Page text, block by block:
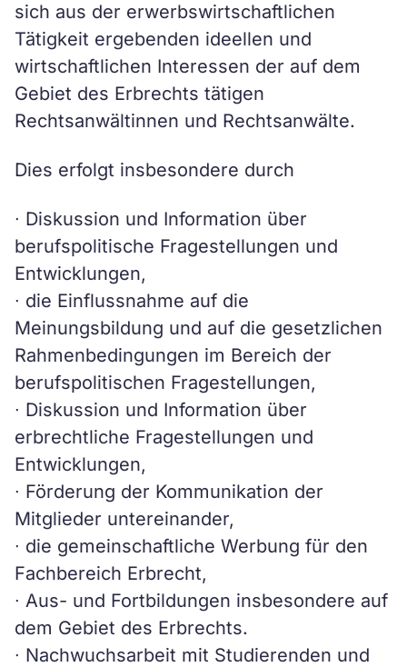
sich aus der erwerbswirtschaftlichen
Tätigkeit ergebenden ideellen und
wirtschaftlichen Interessen der auf dem
Gebiet des Erbrechts tätigen
Rechtsanwältinnen und Rechtsanwälte.
Dies erfolgt insbesondere durch
∙ Diskussion und Information über
berufspolitische Fragestellungen und
Entwicklungen,
∙ die Einflussnahme auf die
Meinungsbildung und auf die gesetzlichen
Rahmenbedingungen im Bereich der
berufspolitischen Fragestellungen,
∙ Diskussion und Information über
erbrechtliche Fragestellungen und
Entwicklungen,
∙ Förderung der Kommunikation der
Mitglieder untereinander,
∙ die gemeinschaftliche Werbung für den
Fachbereich Erbrecht,
∙ Aus- und Fortbildungen insbesondere auf
dem Gebiet des Erbrechts.
∙ Nachwuchsarbeit mit Studierenden und